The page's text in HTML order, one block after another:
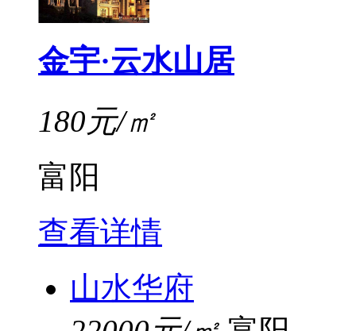
金宇·云水山居
180元/㎡
富阳
查看详情
山水华府